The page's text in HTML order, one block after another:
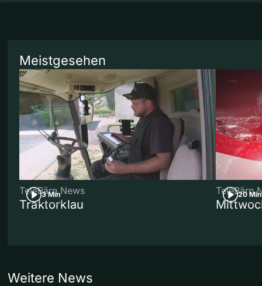
Meistgesehen
3 Min
TeleBärn News
Traktorklau
20 Min
TeleBärn
Weitere News